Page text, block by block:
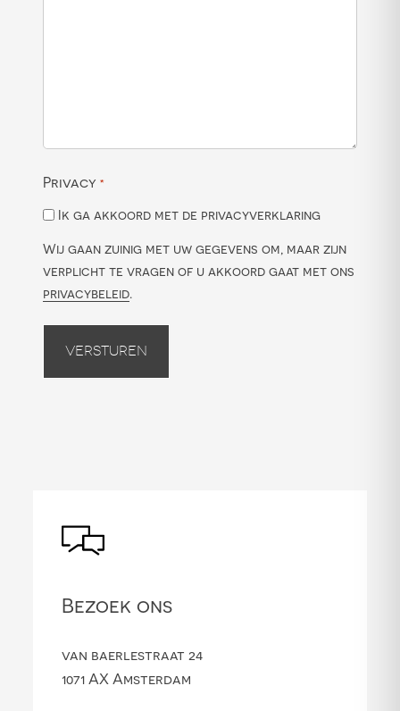
Privacy *
Ik ga akkoord met de privacyverklaring
Wij gaan zuinig met uw gegevens om, maar zijn
verplicht te vragen of u akkoord gaat met ons
privacybeleid.
Versturen
Bezoek ons
van baerlestraat 24
1071 AX Amsterdam